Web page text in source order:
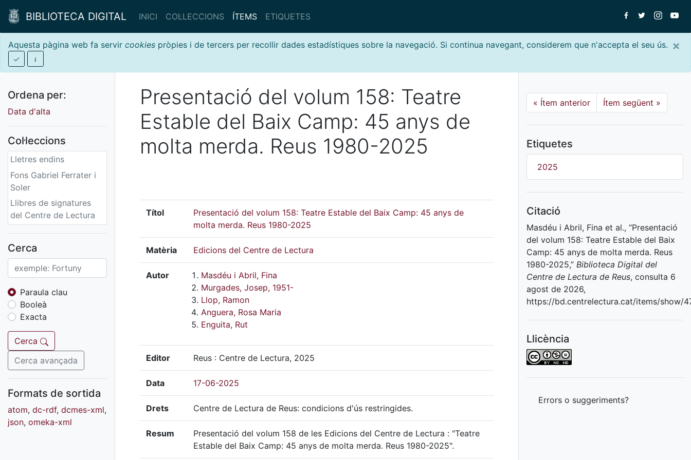
BIBLIOTECA DIGITAL INICI COL·LECCIONS ÍTEMS ETIQUETES
×
Aquesta pàgina web fa servir cookies pròpies i de tercers per recollir dades estadístiques sobre la navegació. Si continua navegant, considerem que n'accepta el seu ús.
Ordena per:
Data d'alta
Col·leccions
Lletres endins
Fons Gabriel Ferrater i
Soler
Llibres de signatures
del Centre de Lectura
Fons sonor de Ràdio
Reus
Cartells
Fons audiovisual
Fons local
Fons sonor
Goigs
Fons fotogràfic
Fons d'art
Cerca
Paraula clau
Booleà
Exacta
Cerca
Cerca avançada
Formats de sortida
atom, dc-rdf, dcmes-xml,
json, omeka-xml
Presentació del volum 158: Teatre
Estable del Baix Camp: 45 anys de
molta merda. Reus 1980-2025
Títol
Presentació del volum 158: Teatre Estable del Baix Camp: 45 anys de
molta merda. Reus 1980-2025
Matèria Edicions del Centre de Lectura
Autor
Masdéu i Abril, Fina
Murgades, Josep, 1951-
Llop, Ramon
Anguera, Rosa Maria
Enguita, Rut
Editor Reus : Centre de Lectura, 2025
Data 17-06-2025
Drets Centre de Lectura de Reus: condicions d'ús restringides.
Resum
Presentació del volum 158 de les Edicions del Centre de Lectura : "Teatre
Estable del Baix Camp: 45 anys de molta merda. Reus 1980-2025".
« Ítem anterior Ítem següent »
Etiquetes
2025
Citació
Masdéu i Abril, Fina et al., “Presentació
del volum 158: Teatre Estable del Baix
Camp: 45 anys de molta merda. Reus
1980-2025,” Biblioteca Digital del
Centre de Lectura de Reus, consulta 6
agost de 2026,
https://bd.centrelectura.cat/items/show/
Llicència
Errors o suggeriments?